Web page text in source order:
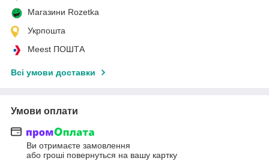
Магазини Rozetka
Укрпошта
Meest ПОШТА
Всі умови доставки
Умови оплати
Ви отримаєте замовлення
або гроші повернуться на вашу картку